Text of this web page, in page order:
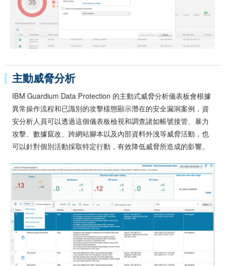
主動威脅分析
IBM Guardium Data Protection 的主動式威脅分析儀表板會根據
異常操作流程和已識別的攻擊樣態顯示潛在的安全漏洞案例，資
安分析人員可以透過這個儀表板檢視和調查諸如帳號接管、暴力
攻擊、數據竄改、跨網站腳本以及內部資料外洩等威脅活動，也
可以針對個別活動採取特定行動，有效降低威脅所造成的影響。